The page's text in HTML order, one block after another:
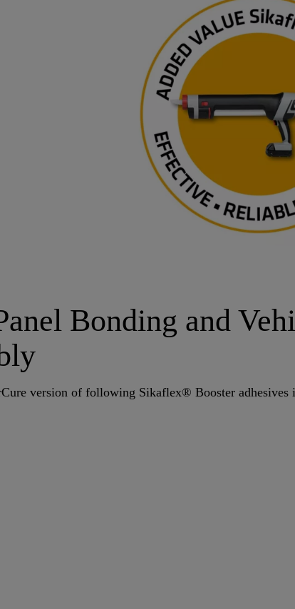
Bonding and
version of following Sikaflex® Booster adhesives